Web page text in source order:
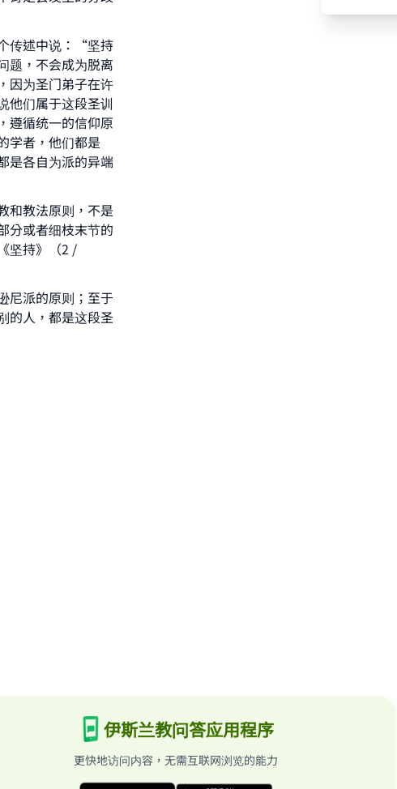
传述中说：“坚持
题，不会成为脱离
因为圣门弟子在许
他们属于这段圣训
遵循统一的信仰原
学者，他们都是
是各自为派的异端
和教法原则，不是
分或者细枝末节的
坚持》（2 /
尼派的原则；至于
人，都是这段圣
伊斯兰教问答应用程序
更快地访问内容，无需互联网浏览的能力
your
the